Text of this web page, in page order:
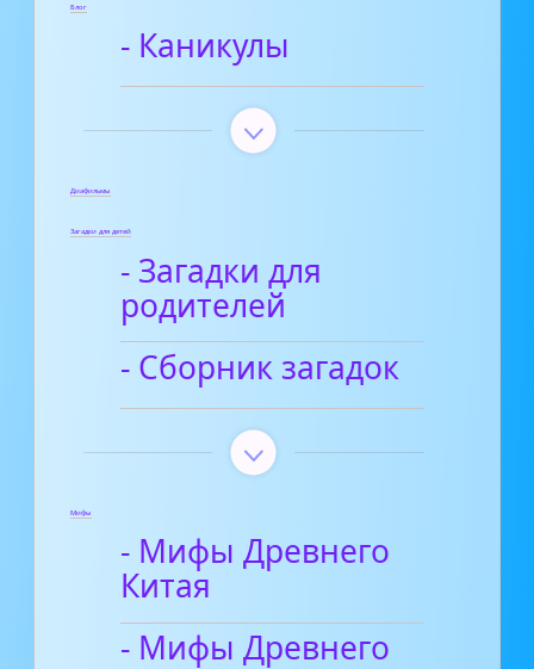
Блог
- Каникулы
Диафильмы
Загадки для детей
- Загадки для
родителей
- Сборник загадок
Мифы
- Мифы Древнего
Китая
- Мифы Древнего